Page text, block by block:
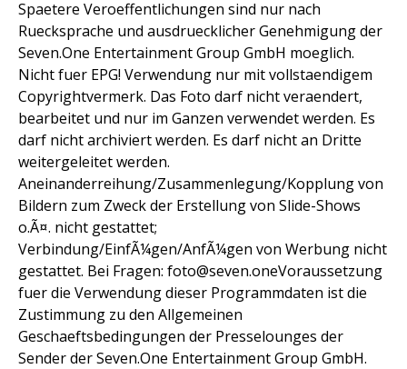
Spaetere Veroeffentlichungen sind nur nach
Ruecksprache und ausdruecklicher Genehmigung der
Seven.One Entertainment Group GmbH moeglich.
Nicht fuer EPG! Verwendung nur mit vollstaendigem
Copyrightvermerk. Das Foto darf nicht veraendert,
bearbeitet und nur im Ganzen verwendet werden. Es
darf nicht archiviert werden. Es darf nicht an Dritte
weitergeleitet werden.
Aneinanderreihung/Zusammenlegung/Kopplung von
Bildern zum Zweck der Erstellung von Slide-Shows
o.Ã¤. nicht gestattet;
Verbindung/EinfÃ¼gen/AnfÃ¼gen von Werbung nicht
gestattet. Bei Fragen: foto@seven.oneVoraussetzung
fuer die Verwendung dieser Programmdaten ist die
Zustimmung zu den Allgemeinen
Geschaeftsbedingungen der Presselounges der
Sender der Seven.One Entertainment Group GmbH.